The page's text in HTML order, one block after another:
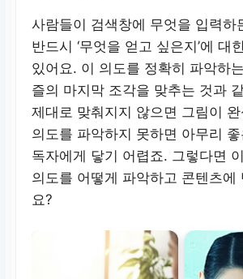
사람들이 검색창에 무엇을 입력하
반드시 ‘무엇을 얻고 싶은지’에 대
있어요. 이 의도를 정확히 파악하
즐의 마지막 조각을 맞추는 것과
제대로 맞춰지지 않으면 그림이
의도를 파악하지 못하면 아무리
독자에게 닿기 어렵죠. 그렇다면
의도를 어떻게 파악하고 콘텐츠에
요?